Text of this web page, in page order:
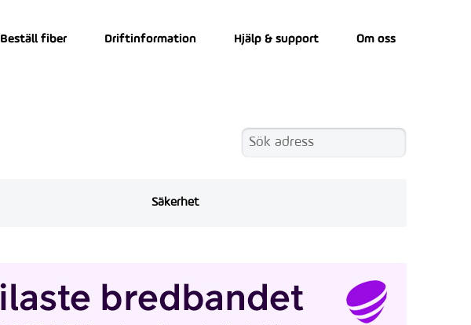
Beställ fiber Driftinformation Hjälp & support Om oss
Säkerhet